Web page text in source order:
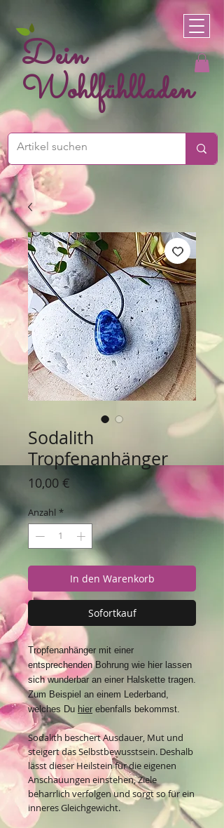
Dein
Wohlfühlladen
Sodalith
Tropfenanhänger
10,00 €
Anzahl *
In den Warenkorb
Sofortkauf
Tropfenanhänger mit einer
entsprechenden Bohrung wie hier lassen
sich wunderbar an einer Halskette tragen.
Zum Beispiel an einem Lederband,
welches Du hier ebenfalls bekommst.
Sodalith beschert Ausdauer, Mut und
steigert das Selbstbewusstsein. Deshalb
lässt dieser Heilstein für die eigenen
Anschauungen einstehen, Ziele
beharrlich verfolgen und sorgt so für ein
inneres Gleichgewicht.